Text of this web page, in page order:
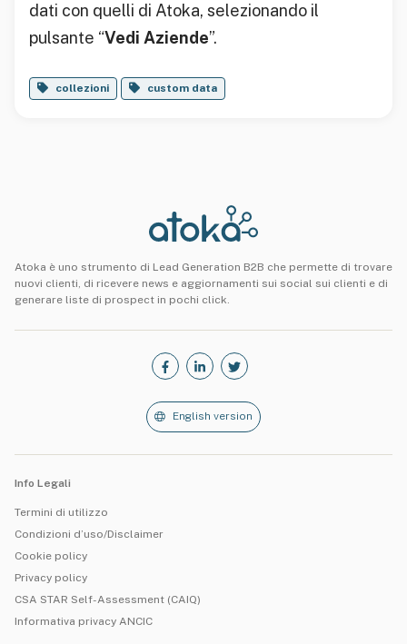
dati con quelli di Atoka, selezionando il
pulsante “Vedi Aziende”.
collezioni custom data
Atoka è uno strumento di Lead Generation B2B che permette di trovare
nuovi clienti, di ricevere news e aggiornamenti sui social sui clienti e di
generare liste di prospect in pochi click.
English version
Info Legali
Termini di utilizzo
Condizioni d’uso/Disclaimer
Cookie policy
Privacy policy
CSA STAR Self-Assessment (CAIQ)
Informativa privacy ANCIC